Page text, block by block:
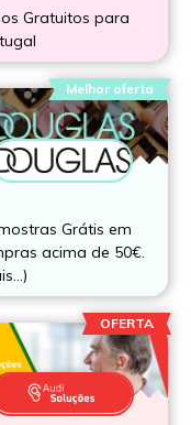
Gratuitos para
Melhor oferta
Grátis em
acima de 50€.
OFERTA